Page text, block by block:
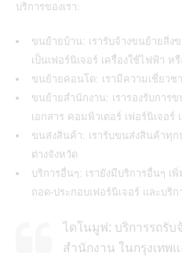
บริการของเรา:
ขนย้ายบ้าน: เรารับจ้างขนย้ายสิ่
เป็นเฟอร์นิเจอร์ เครื่องใช้ไฟฟ้า ห
ขนย้ายคอนโด: เรามีความเชี่ยว
ขนย้ายสำนักงาน: เรารองรับการ
เอกสาร คอมพิวเตอร์ เฟอร์นิเจอ
ขนส่งสินค้า: เรารับขนส่งสินค้าทุก
ต่างจังหวัด
บริการอื่นๆ: เรายังมีบริการอื่นๆ เ
ถอด-ประกอบเฟอร์นิเจอร์ และบริก
ไดโนมูฟ: บริการรถรั
สำนักงาน ในกรุงเทพ